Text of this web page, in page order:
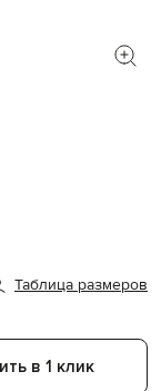
Таблица размеров
в 1 клик